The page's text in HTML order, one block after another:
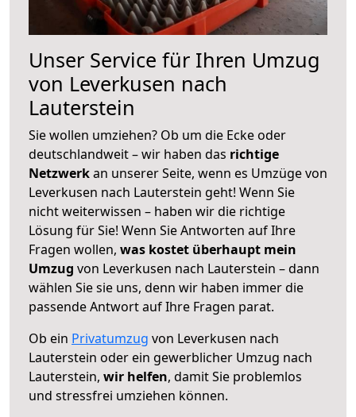
Unser Service für Ihren Umzug
von Leverkusen nach
Lauterstein
Sie wollen umziehen? Ob um die Ecke oder
deutschlandweit – wir haben das richtige
Netzwerkan unserer Seite, wenn es Umzüge von
Leverkusen nach Lauterstein geht! Wenn Sie
nicht weiterwissen – haben wir die richtige
Lösung für Sie! Wenn Sie Antworten auf Ihre
Fragen wollen, was kostet überhaupt mein
Umzug von Leverkusen nach Lauterstein – dann
wählen Sie sie uns, denn wir haben immer die
passende Antwort auf Ihre Fragen parat.
Ob ein Privatumzug von Leverkusen nach
Lauterstein oder ein gewerblicher Umzug nach
Lauterstein, wir helfen, damit Sie problemlos
und stressfrei umziehen können.